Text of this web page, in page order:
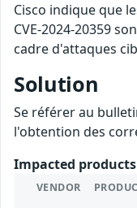
Cisco indique que
CVE-2024-20359
cadre d'attaques
Solution
Se référer au
l'obtention des
Impacted products
VENDOR